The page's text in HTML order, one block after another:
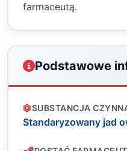
farmaceutą.
Podstawowe
SUBSTANCJA
Standaryzowany jad